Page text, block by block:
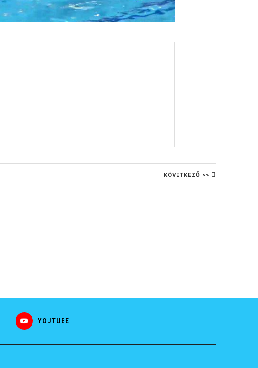
KÖVETKEZŐ >>
YOUTUBE